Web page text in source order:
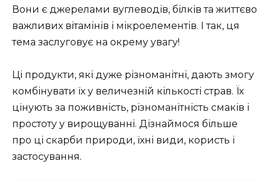
Вони є джерелами вуглеводів, білків та життєво
важливих вітамінів і мікроелементів. І так, ця
тема заслуговує на окрему увагу!
Ці продукти, які дуже різноманітні, дають змогу
комбінувати їх у величезній кількості страв. Їх
цінують за поживність, різноманітність смаків і
простоту у вирощуванні. Дізнаймося більше
про ці скарби природи, їхні види, користь і
застосування.